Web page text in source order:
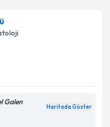
randevu takvimi talebi
randevu almanız için bir
ile bilgilendireceğiz.
ilişkin
Aydınlatma
verilerimin belirtilen
Galen
Haritada Göster